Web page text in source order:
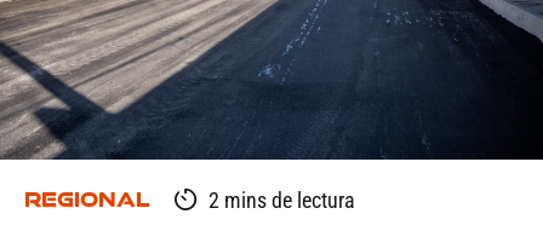
REGIONAL 2 mins de lectura